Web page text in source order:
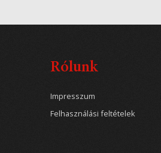
Rólunk
Impresszum
Felhasználási feltételek